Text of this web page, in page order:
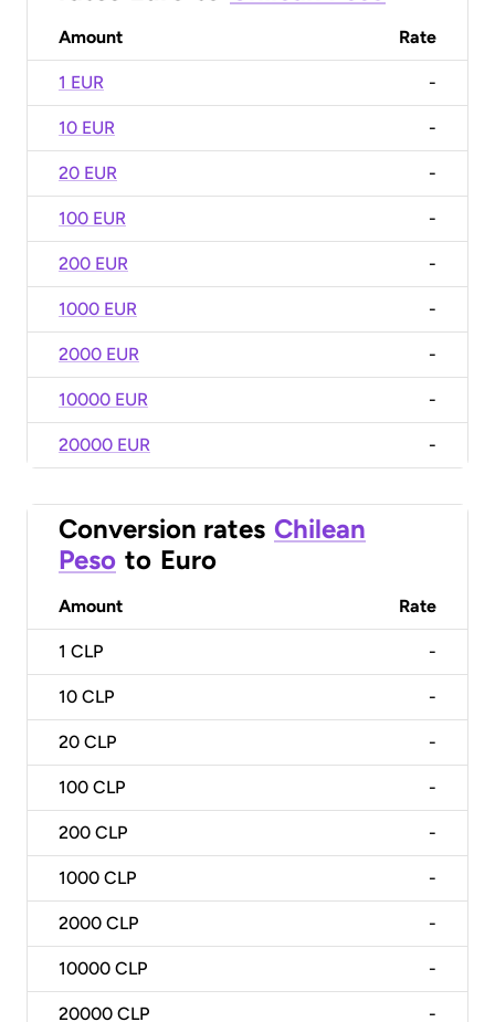
Amount Rate
1 EUR -
10 EUR -
20 EUR -
100 EUR -
200 EUR -
1000 EUR -
2000 EUR -
10000 EUR -
20000 EUR -
Conversion rates Chilean
Peso to Euro
Amount Rate
1 CLP -
10 CLP -
20 CLP -
100 CLP -
200 CLP -
1000 CLP -
2000 CLP -
10000 CLP -
20000 CLP -